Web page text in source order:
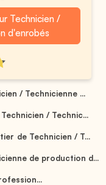
Technicien /
d'enrobés
/ Technicienne ...
/ Technic...
de Technicien / T...
de production d...